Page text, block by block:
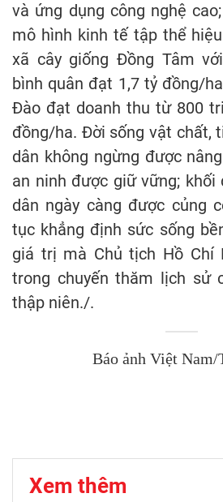
và ứng dụng công nghệ
mô hình kinh tế tập thể
xã cây giống Đồng Tâm
bình quân đạt 1,7 tỷ đồng/
Đào đạt doanh thu từ 800
đồng/ha. Đời sống vật chất,
dân không ngừng được
an ninh được giữ vững;
dân ngày càng được củng
tục khẳng định sức sống
giá trị mà Chủ tịch Hồ Chí
trong chuyến thăm lịch sử
thập niên./.
Báo ảnh Việt
Xem thêm